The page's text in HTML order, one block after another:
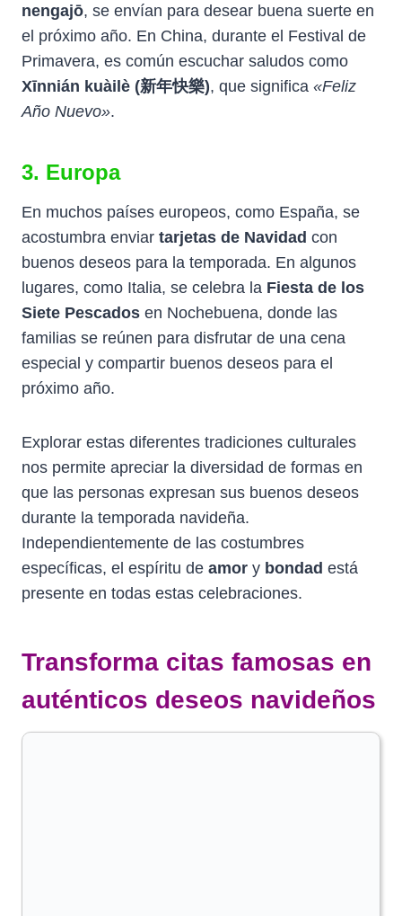
nengajō, se envían para desear buena suerte en
el próximo año. En China, durante el Festival de
Primavera, es común escuchar saludos como
Xīnnián kuàilè (新年快樂), que significa «Feliz
Año Nuevo».
3. Europa
En muchos países europeos, como España, se
acostumbra enviar tarjetas de Navidad con
buenos deseos para la temporada. En algunos
lugares, como Italia, se celebra la Fiesta de los
Siete Pescados en Nochebuena, donde las
familias se reúnen para disfrutar de una cena
especial y compartir buenos deseos para el
próximo año.
Explorar estas diferentes tradiciones culturales
nos permite apreciar la diversidad de formas en
que las personas expresan sus buenos deseos
durante la temporada navideña.
Independientemente de las costumbres
específicas, el espíritu de amor y bondad está
presente en todas estas celebraciones.
Transforma citas famosas en
auténticos deseos navideños